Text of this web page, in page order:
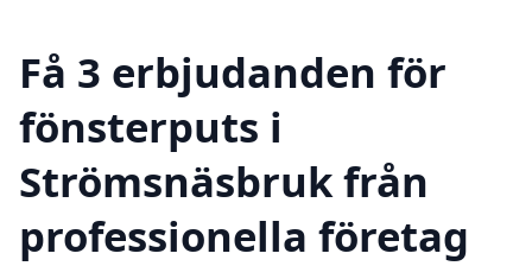
Få 3 erbjudanden för
fönsterputs i
Strömsnäsbruk från
professionella företag